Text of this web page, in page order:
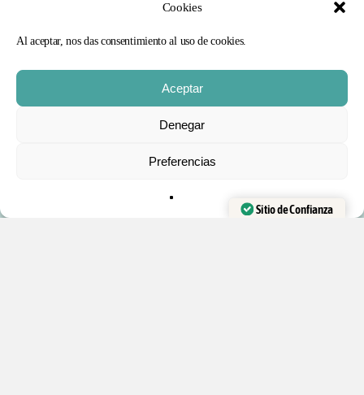
Cookies
Al aceptar, nos das consentimiento al uso de cookies.
Aceptar
Denegar
Preferencias
Blog
Comunidad
Sitio de Confianza